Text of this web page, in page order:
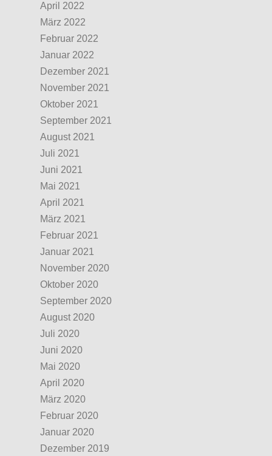
April 2022
März 2022
Februar 2022
Januar 2022
Dezember 2021
November 2021
Oktober 2021
September 2021
August 2021
Juli 2021
Juni 2021
Mai 2021
April 2021
März 2021
Februar 2021
Januar 2021
November 2020
Oktober 2020
September 2020
August 2020
Juli 2020
Juni 2020
Mai 2020
April 2020
März 2020
Februar 2020
Januar 2020
Dezember 2019